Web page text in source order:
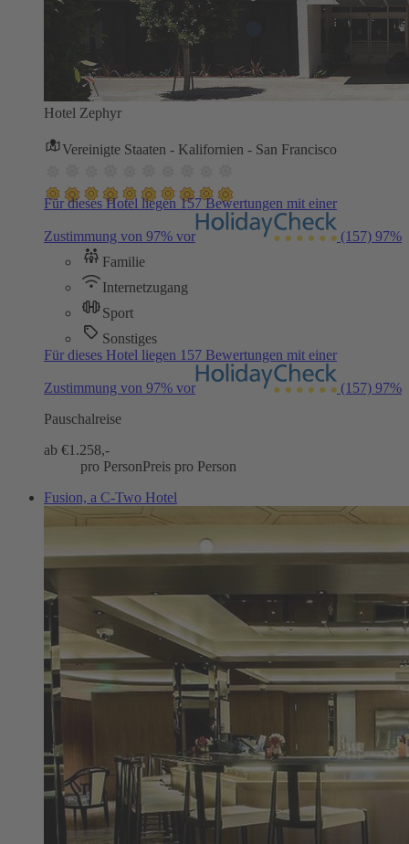
Hotel Zephyr
Vereinigte Staaten - Kalifornien - San Francisco
Für dieses Hotel liegen 157 Bewertungen mit einer
Zustimmung von 97% vor (157) 97%
Familie
Internetzugang
Sport
Sonstiges
Für dieses Hotel liegen 157 Bewertungen mit einer
Zustimmung von 97% vor (157) 97%
Pauschalreise
ab €1.258,-
pro PersonPreis pro Person
Fusion, a C-Two Hotel